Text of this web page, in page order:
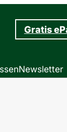
Gratis
Newsletter